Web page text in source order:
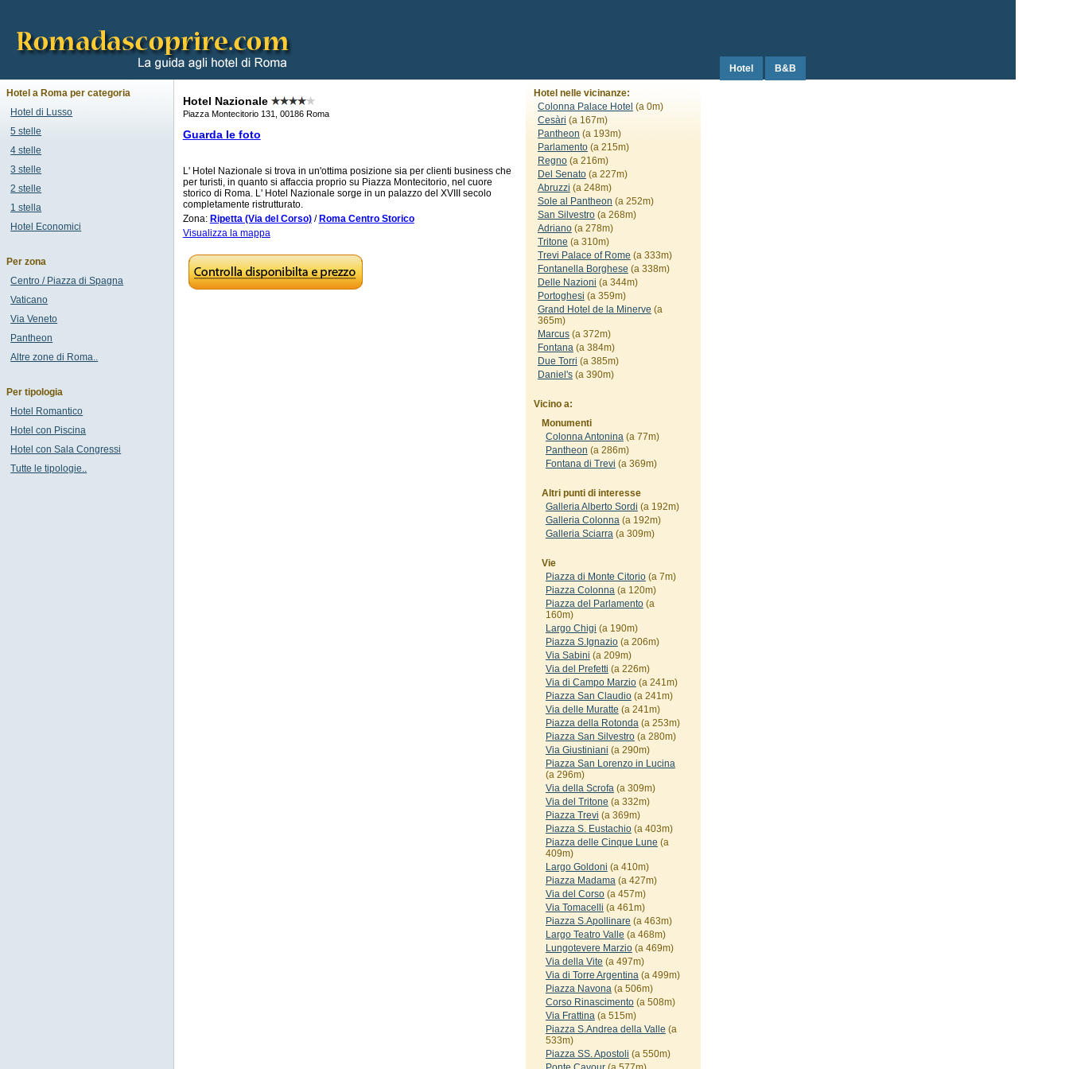
Hotel B&B
Hotel Nazionale
Piazza Montecitorio 131, 00186 Roma
Guarda le foto
L' Hotel Nazionale si trova in un'ottima posizione sia per clienti business che
per turisti, in quanto si affaccia proprio su Piazza Montecitorio, nel cuore
storico di Roma. L' Hotel Nazionale sorge in un palazzo del XVIII secolo
completamente ristrutturato.
Zona: Ripetta (Via del Corso)/ Roma Centro Storico
Visualizza la mappa
Hotel nelle vicinanze:
Colonna Palace Hotel (a 0m)
Cesàri (a 167m)
Pantheon (a 193m)
Parlamento(a 215m)
Regno(a 216m)
Del Senato(a 227m)
Abruzzi (a 248m)
Sole al Pantheon (a 252m)
San Silvestro(a 268m)
Adriano(a 278m)
Tritone (a 310m)
Trevi Palace of Rome (a 333m)
Fontanella Borghese (a 338m)
Delle Nazioni (a 344m)
Portoghesi (a 359m)
Grand Hotel de la Minerve (a
365m)
Marcus(a 372m)
Fontana(a 384m)
Due Torri (a 385m)
Daniel's(a 390m)
Vicino a:
Monumenti
Colonna Antonina(a 77m)
Pantheon (a 286m)
Fontana di Trevi (a 369m)
Altri punti di interesse
Galleria Alberto Sordi (a 192m)
Galleria Colonna(a 192m)
Galleria Sciarra(a 309m)
Vie
Piazza di Monte Citorio(a 7m)
Piazza Colonna(a 120m)
Piazza del Parlamento(a
160m)
Largo Chigi (a 190m)
Piazza S.Ignazio(a 206m)
Via Sabini (a 209m)
Via del Prefetti (a 226m)
Via di Campo Marzio(a 241m)
Piazza San Claudio(a 241m)
Via delle Muratte (a 241m)
Piazza della Rotonda(a 253m)
Piazza San Silvestro(a 280m)
Via Giustiniani (a 290m)
Piazza San Lorenzo in Lucina
(a 296m)
Via della Scrofa(a 309m)
Via del Tritone (a 332m)
Piazza Trevi (a 369m)
Piazza S. Eustachio(a 403m)
Piazza delle Cinque Lune (a
409m)
Largo Goldoni (a 410m)
Piazza Madama(a 427m)
Via del Corso(a 457m)
Via Tomacelli (a 461m)
Piazza S.Apollinare (a 463m)
Largo Teatro Valle (a 468m)
Lungotevere Marzio(a 469m)
Via della Vite (a 497m)
Via di Torre Argentina(a 499m)
Piazza Navona(a 506m)
Corso Rinascimento(a 508m)
Via Frattina(a 515m)
Piazza S.Andrea della Valle (a
533m)
Piazza SS. Apostoli (a 550m)
Hotel a Roma per categoria
Hotel di Lusso
5 stelle
4 stelle
3 stelle
2 stelle
1 stella
Hotel Economici
Per zona
Centro / Piazza di Spagna
Vaticano
Via Veneto
Pantheon
Altre zone di Roma..
Per tipologia
Hotel Romantico
Hotel con Piscina
Hotel con Sala Congressi
Tutte le tipologie..